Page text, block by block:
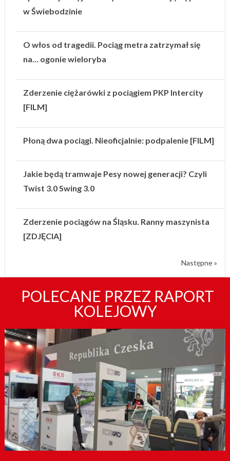
w Świebodzinie
O włos od tragedii. Pociąg metra zatrzymał się
na… ogonie wieloryba
Zderzenie ciężarówki z pociągiem PKP Intercity
[FILM]
Płoną dwa pociągi. Nieoficjalnie: podpalenie [FILM]
Jakie będą tramwaje Pesy nowej generacji? Czyli
Twist 3.0 Swing 3.0
Zderzenie pociągów na Śląsku. Ranny maszynista
[ZDJĘCIA]
Następne »
POLECANE PRZEZ RAPORT
KOLEJOWY